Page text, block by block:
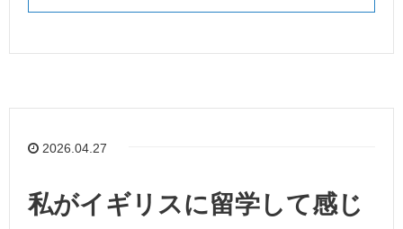
2026.04.27
私がイギリスに留学して感じ